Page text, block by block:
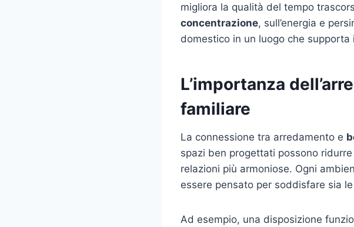
migliora la qualità del tempo
concentrazione, sull’energia e
domestico in un luogo che supporta
L’importanza
familiare
La connessione tra arredamento e
spazi ben progettati possono
relazioni più armoniose. Ogni
essere pensato per soddisfare sia
Ad esempio, una disposizione